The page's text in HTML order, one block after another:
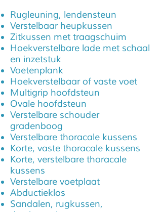
Rugleuning, lendensteun
Verstelbaar heupkussen
Zitkussen met traagschuim
Hoekverstelbare lade met schaal
en inzetstuk
Voetenplank
Hoekverstelbaar of vaste voet
Multigrip hoofdsteun
Ovale hoofdsteun
Verstelbare schouder
gradenboog
Verstelbare thoracale kussens
Korte, vaste thoracale kussens
Korte, verstelbare thoracale
kussens
Verstelbare voetplaat
Abductieklos
Sandalen, rugkussen,